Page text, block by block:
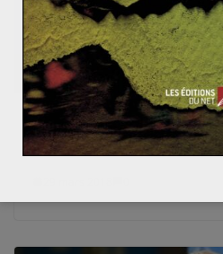
L’exploitation des
le cas de la Polynésie